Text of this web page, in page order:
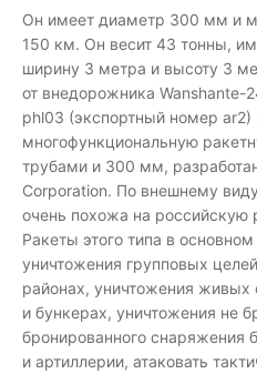
Он имеет диаметр 300 мм и
150 км. Он весит 43 тонны,
ширину 3 метра и высоту 3
от внедорожника Wanshante-
phl03 (экспортный номер ar2)
многофункциональную
трубами и 300 мм,
Corporation. По внешнему
очень похожа на российскую
Ракеты этого типа в
уничтожения групповых
районах, уничтожения
и бункерах, уничтожения не
бронированного снаряжения
и артиллерии, атаковать